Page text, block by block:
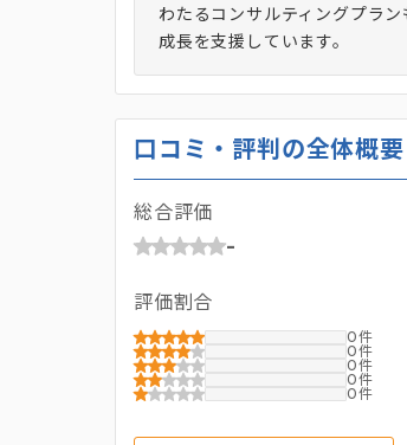
わたるコンサルティングプラ
成長を支援しています。
口コミ・評判の全体概要
総合評価
-
評価割合
0
0
0
0
0